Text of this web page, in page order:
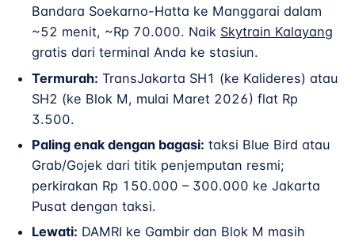
Bandara Soekarno-Hatta ke Manggarai dalam
~52 menit, ~Rp 70.000. Naik Skytrain Kalayang
gratis dari terminal Anda ke stasiun.
Termurah: TransJakarta SH1 (ke Kalideres) atau
SH2 (ke Blok M, mulai Maret 2026) flat Rp
3.500.
Paling enak dengan bagasi: taksi Blue Bird atau
Grab/Gojek dari titik penjemputan resmi;
perkirakan Rp 150.000 – 300.000 ke Jakarta
Pusat dengan taksi.
Lewati: DAMRI ke Gambir dan Blok M masih